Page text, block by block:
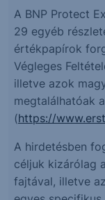
A BNP Protect
29 egyéb
értékpapírok
Végleges
illetve azok
megtalálhatóak
(https://
A hirdetésben
céljuk kizárólag
fajtával, illetve